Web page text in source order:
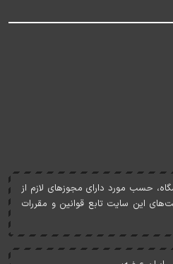
حسب مورد دارای مجوزهای لازم از
اين سايت تابع قوانين و مقررات